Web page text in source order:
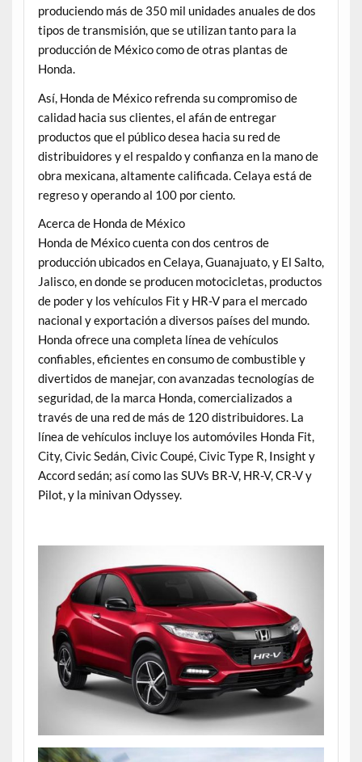
produciendo más de 350 mil unidades anuales de dos
tipos de transmisión, que se utilizan tanto para la
producción de México como de otras plantas de
Honda.
Así, Honda de México refrenda su compromiso de
calidad hacia sus clientes, el afán de entregar
productos que el público desea hacia su red de
distribuidores y el respaldo y confianza en la mano de
obra mexicana, altamente calificada. Celaya está de
regreso y operando al 100 por ciento.
Acerca de Honda de México
Honda de México cuenta con dos centros de
producción ubicados en Celaya, Guanajuato, y El Salto,
Jalisco, en donde se producen motocicletas, productos
de poder y los vehículos Fit y HR-V para el mercado
nacional y exportación a diversos países del mundo.
Honda ofrece una completa línea de vehículos
confiables, eficientes en consumo de combustible y
divertidos de manejar, con avanzadas tecnologías de
seguridad, de la marca Honda, comercializados a
través de una red de más de 120 distribuidores. La
línea de vehículos incluye los automóviles Honda Fit,
City, Civic Sedán, Civic Coupé, Civic Type R, Insight y
Accord sedán; así como las SUVs BR-V, HR-V, CR-V y
Pilot, y la minivan Odyssey.